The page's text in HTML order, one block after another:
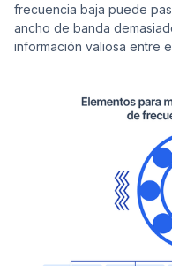
frecuencia baja puede
ancho de banda
información valiosa entre